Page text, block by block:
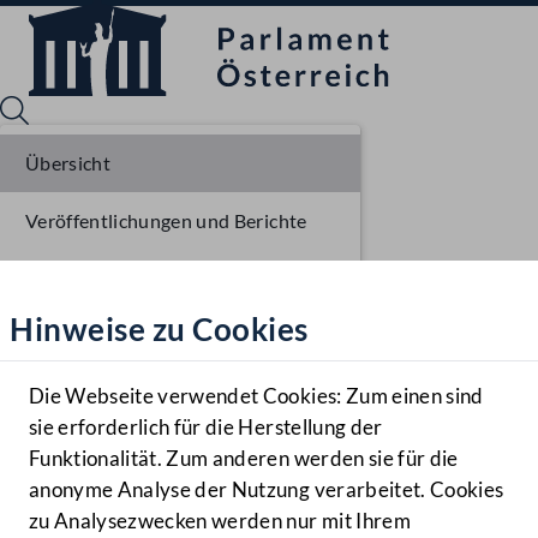
Hilfe
Benutzer
Navigationsmenü öffnen
MENÜ
Hinweise zu Cookies
Die Webseite verwendet Cookies: Zum einen sind
sie erforderlich für die Herstellung der
Funktionalität. Zum anderen werden sie für die
anonyme Analyse der Nutzung verarbeitet. Cookies
zu Analysezwecken werden nur mit Ihrem
Übersicht
Veröffentlichungen und Berichte
Parlamentarisches Verfahren
Beschlüsse